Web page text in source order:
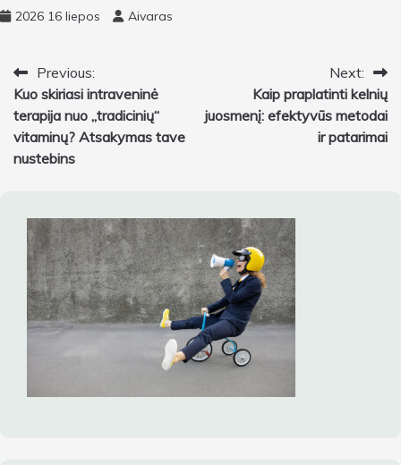
2026 16 liepos Aivaras
Navigacija
tarp
įrašų
Previous:
Kuo skiriasi intraveninė
terapija nuo „tradicinių“
vitaminų? Atsakymas tave
nustebins
Next:
Kaip praplatinti kelnių
juosmenį: efektyvūs metodai
ir patarimai